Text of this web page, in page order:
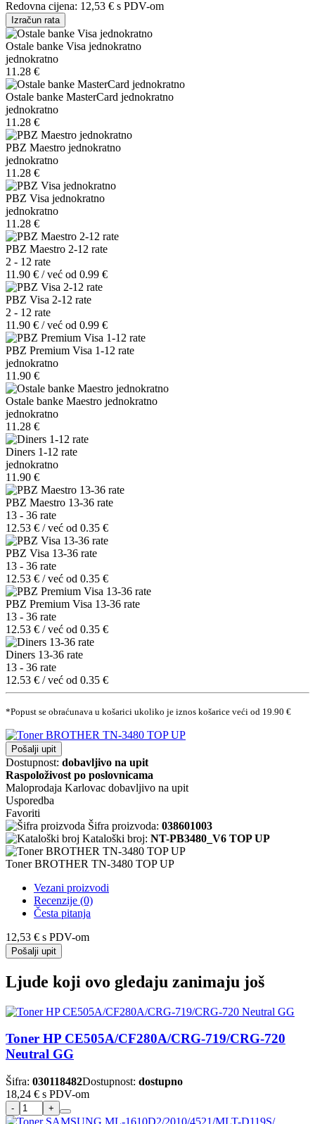
Redovna cijena: 12,53 € s PDV-om
Izračun rata
Ostale banke Visa jednokratno
jednokratno
11.28 €
Ostale banke MasterCard jednokratno
jednokratno
11.28 €
PBZ Maestro jednokratno
jednokratno
11.28 €
PBZ Visa jednokratno
jednokratno
11.28 €
PBZ Maestro 2-12 rate
2 - 12 rate
11.90 € / već od 0.99 €
PBZ Visa 2-12 rate
2 - 12 rate
11.90 € / već od 0.99 €
PBZ Premium Visa 1-12 rate
jednokratno
11.90 €
Ostale banke Maestro jednokratno
jednokratno
11.28 €
Diners 1-12 rate
jednokratno
11.90 €
PBZ Maestro 13-36 rate
13 - 36 rate
12.53 € / već od 0.35 €
PBZ Visa 13-36 rate
13 - 36 rate
12.53 € / već od 0.35 €
PBZ Premium Visa 13-36 rate
13 - 36 rate
12.53 € / već od 0.35 €
Diners 13-36 rate
13 - 36 rate
12.53 € / već od 0.35 €
*Popust se obraćunava u košarici ukoliko je iznos košarice veći od 19.90 €
Pošalji upit
Dostupnost: dobavljivo na upit
Raspoloživost po poslovnicama
Maloprodaja Karlovac dobavljivo na upit
Usporedba
Favoriti
Šifra proizvoda: 038601003
Kataloški broj: NT-PB3480_V6 TOP UP
Toner BROTHER TN-3480 TOP UP
Vezani proizvodi
Recenzije (0)
Česta pitanja
12,53 € s PDV-om
Pošalji upit
Ljude koji ovo gledaju zanimaju još
Toner HP CE505A/CF280A/CRG-719/CRG-720
Neutral GG
Šifra: 030118482Dostupnost: dostupno
18,24 € s PDV-om